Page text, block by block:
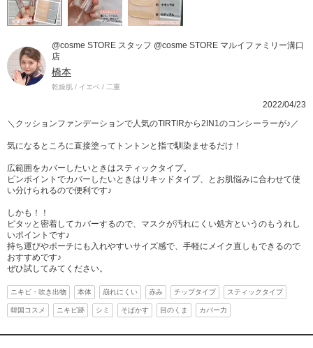
@cosme STORE スタッフ @cosme STORE マルイファミリー溝口
店
橋本
乾燥肌 / イエベ / 二重
2022/04/23
＼クッションファンデーションで人気のTIRTIRから2IN1のコンシーラーが♪／
気になるところに直接塗ってトントンと指で馴染ませるだけ！
広範囲をカバーしたいときはスティックタイプ。
ピンポイントでカバーしたいときはリキッドタイプ、とお肌悩みに合わせて使
い分けられるので便利です♪
しかも！！
ピタッと密着してカバーするので、マスクが汚れにくい処方というのもうれし
いポイントです♪
持ち運びやポーチにも入れやすいサイズ感で、手軽にメイク直しもできるので
おすすめです♪
ぜひ試してみてください。
ニキビ・吹き出物 本体 崩れにくい 赤み チップタイプ スティックタイプ
韓国コスメ ニキビ跡 シミ そばかす 目のくま カバー力